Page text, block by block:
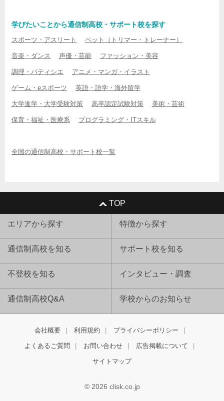
学びたいことから通信制高校・サポート校を探す
スポーツ・アスリート ペット（トリマー・トレーナー）
音楽・ダンス 声優・芸能 ファッション・美容
調理・パティシエ アニメ・マンガ・イラスト
ゲーム・eスポーツ 英語・語学・海外留学
大学進学・大学受験対策 高卒認定試験対策 美術・芸術
保育・福祉・医療系 プログラミング・ITスキル
全国の通信制高校・サポート校一覧
TOP
エリアから探す 特徴から探す
通信制高校を知る サポート校を知る
不登校を知る インタビュー・調査
通信制高校Q&A 学校からのお知らせ
会社概要 利用規約 プライバシーポリシー
よくあるご質問 お問い合わせ 広告掲載について
サイトマップ
© 2026 clisk.co.jp